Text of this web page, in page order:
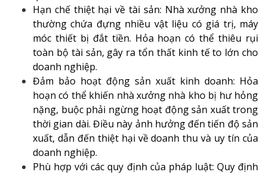
Hạn chế thiệt hại về tài sản: Nhà xưởng nhà kho
thường chứa đựng nhiều vật liệu có giá trị, máy
móc thiết bị đắt tiền. Hỏa hoạn có thể thiêu rụi
toàn bộ tài sản, gây ra tổn thất kinh tế to lớn cho
doanh nghiệp.
Đảm bảo hoạt động sản xuất kinh doanh: Hỏa
hoạn có thể khiến nhà xưởng nhà kho bị hư hỏng
nặng, buộc phải ngừng hoạt động sản xuất trong
thời gian dài. Điều này ảnh hưởng đến tiến độ sản
xuất, dẫn đến thiệt hại về doanh thu và uy tín của
doanh nghiệp.
Phù hợp với các quy định của pháp luật: Quy định